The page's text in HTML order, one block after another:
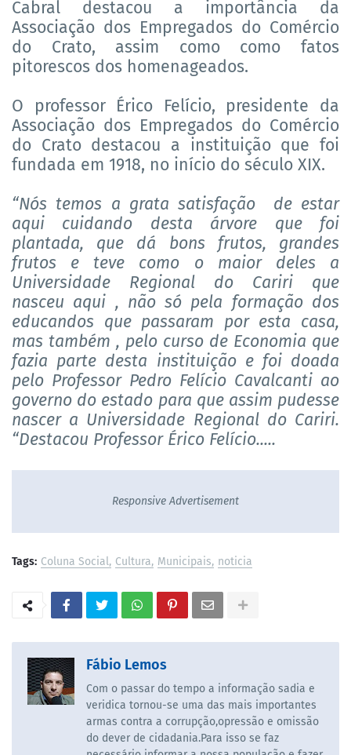
Cabral destacou a importância da
Associação dos Empregados do Comércio
do Crato, assim como como fatos
pitorescos dos homenageados.
O professor Érico Felício, presidente da
Associação dos Empregados do Comércio
do Crato destacou a instituição que foi
fundada em 1918, no início do século XIX.
“Nós temos a grata satisfação
de estar
aqui cuidando desta árvore que foi
plantada, que dá bons frutos, grandes
frutos e teve como o maior deles a
Universidade Regional do Cariri que
nasceu aqui , não só pela formação dos
educandos que passaram por esta casa,
mas também , pelo curso de Economia que
fazia parte desta instituição e foi doada
pelo Professor Pedro Felício Cavalcanti ao
governo do estado para que assim pudesse
nascer a Universidade Regional do Cariri.
“Destacou Professor Érico Felício.....
Responsive Advertisement
Tags: Coluna Social Cultura Municipais noticia
Fábio Lemos
Com o passar do tempo a informação sadia e
veridica tornou-se uma das mais importantes
armas contra a corrupção,opressão e omissão
do dever de cidadania.Para isso se faz